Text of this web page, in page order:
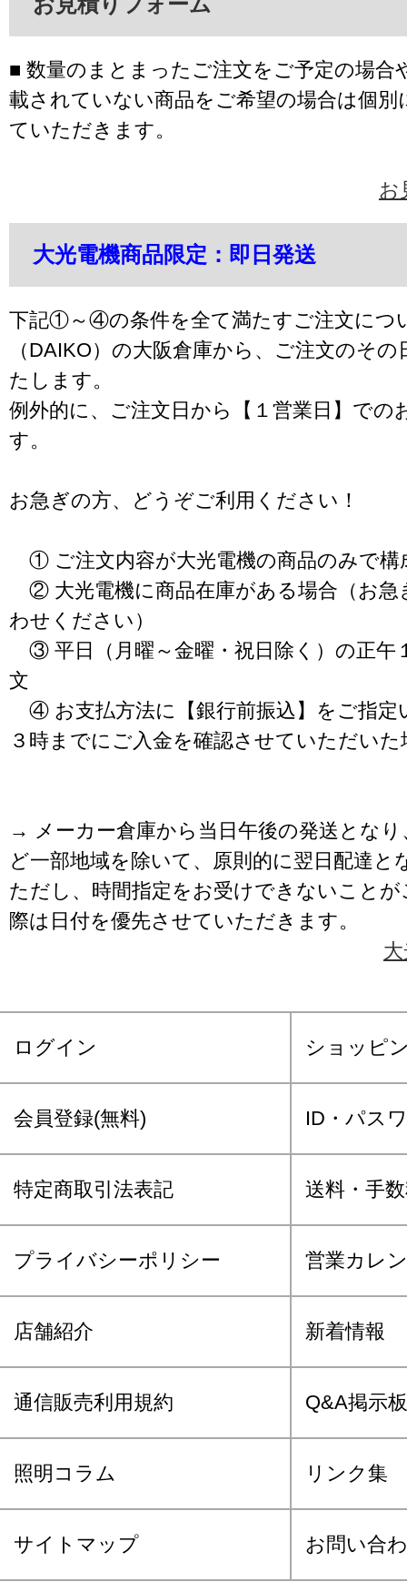
■ 数量のまとまったご注文をご予定の場合
載されていない商品をご希望の場合は個別
ていただきます。
お
大光電機商品限定：即日発送
下記①～④の条件を全て満たすご注文につ
（DAIKO）の大阪倉庫から、ご注文のそ
たします。
例外的に、ご注文日から【１営業日】での
す。
お急ぎの方、どうぞご利用ください！
① ご注文内容が大光電機の商品のみで構
② 大光電機に商品在庫がある場合（お急
わせください）
③ 平日（月曜～金曜・祝日除く）の正午
文
④ お支払方法に【銀行前振込】をご指定
３時までにご入金を確認させていただいた
→ メーカー倉庫から当日午後の発送となり
ど一部地域を除いて、原則的に翌日配達と
ただし、時間指定をお受けできないこと
際は日付を優先させていただきます。
ログイン ショッピ
会員登録(無料) ID・パス
特定商取引法表記 送料・手
プライバシーポリシー 営業カレ
店舗紹介 新着情報
通信販売利用規約 Q&A掲示板
照明コラム リンク集
サイトマップ お問い合